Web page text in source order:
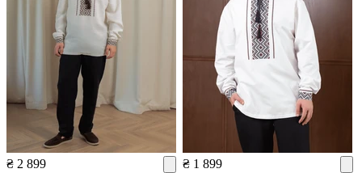
₴ 2 899 ₴ 1 899